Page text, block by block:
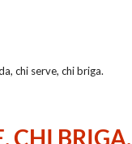
chi serve, chi briga.
CHI BRIGA.